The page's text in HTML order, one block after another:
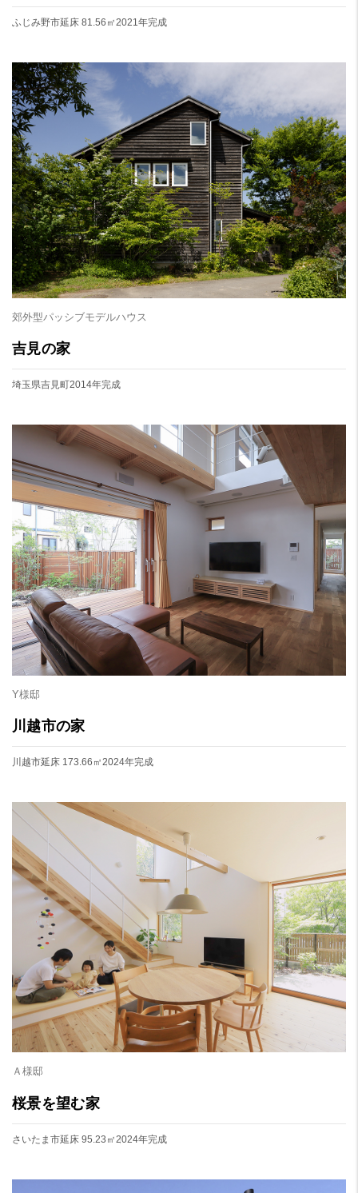
ふじみ野市延床 81.56㎡2021年完成
郊外型パッシブモデルハウス
吉見の家
埼玉県吉見町2014年完成
Y様邸
川越市の家
川越市延床 173.66㎡2024年完成
Ａ様邸
桜景を望む家
さいたま市延床 95.23㎡2024年完成